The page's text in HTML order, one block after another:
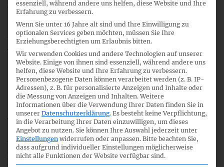
Methoden zur bilanziellen Abbildung renditegebundener
Pensionszusagen mit Mindestgarantie.
Unter der Prämisse, dass keine grundlegende Überarbeitung
von IAS 19 angestrebt wird, spricht sich das DRSC für den
Capped Asset Return approachaus und lehnt denFair
Value-based approachwie auch denFulfilment Value
approachab.
Darüber hinaus schlägt das DRSC eine Weiterentwicklung
desCapped Asset Return approachhin zu einemFixed Asset
Return approachvor. Die Eignung einer am IAS 19-Modell
anknüpfenden alternativen Bilanzierungsweise für
sämtliche hybride Pensionspläne bewertet das DRSC
kritisch. Eine weitere fallweise Betrachtung und
essenziell, während andere uns helfen, diese Website und Ihre
Erfahrung zu verbessern.
Wenn Sie unter 16 Jahre alt sind und Ihre Einwilligung zu
optionalen Services geben möchten, müssen Sie Ihre
Erziehungsberechtigten um Erlaubnis bitten.
Wir verwenden Cookies und andere Technologien auf unserer
Website. Einige von ihnen sind essenziell, während andere uns
helfen, diese Website und Ihre Erfahrung zu verbessern.
Personenbezogene Daten können verarbeitet werden (z. B. IP-
Adressen), z. B. für personalisierte Anzeigen und Inhalte oder
die Messung von Anzeigen und Inhalten. Weitere
Informationen über die Verwendung Ihrer Daten finden Sie in
unserer Datenschutzerklärung. Es besteht keine Verpflichtung,
in die Verarbeitung Ihrer Daten einzuwilligen, um dieses
Angebot zu nutzen. Sie können Ihre Auswahl jederzeit unter
Einstellungen widerrufen oder anpassen. Bitte beachten Sie,
dass aufgrund individueller Einstellungen möglicherweise
nicht alle Funktionen der Website verfügbar sind.